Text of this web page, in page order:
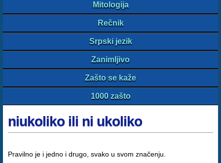
Mitologija
Rečnik
Srpski jezik
Zanimljivo
Zašto se kaže
1000 zašto
niukoliko ili ni ukoliko
Pravilno je i jedno i drugo, svako u svom značenju.